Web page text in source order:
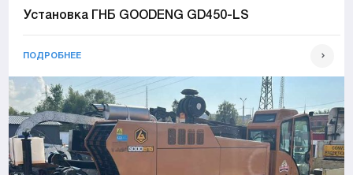
Установка ГНБ GOODENG GD450-LS
ПОДРОБНЕЕ